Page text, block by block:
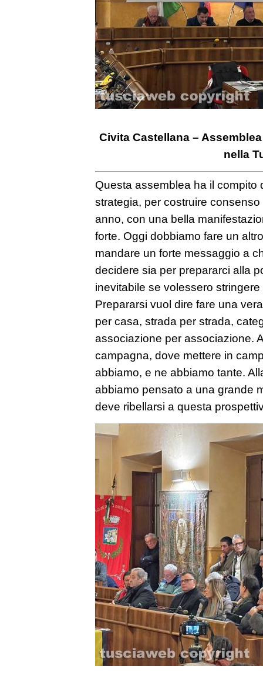
Civita Castellana –
nella
Questa assemblea ha il compito
strategia, per costruire
anno, con una bella
forte. Oggi dobbiamo fare un
mandare un forte messaggio a
decidere sia per prepararci alla
inevitabile se volessero
Prepararsi vuol dire fare una
per casa, strada per strada,
associazione per associazione.
campagna, dove mettere in
abbiamo, e ne abbiamo tante.
abbiamo pensato a una grande
deve ribellarsi a questa